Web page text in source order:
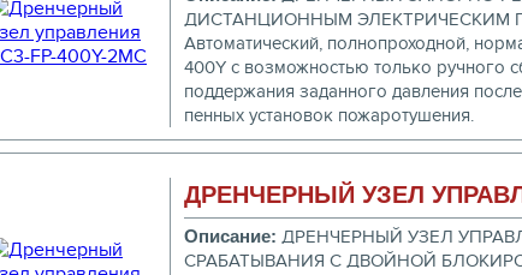
ДИСТАНЦИОННЫМ ЭЛЕКТРИЧЕСКИМ
Автоматический, полнопроходной,
400Y с возможностью только ручного
поддержания заданного давления
пенных установок пожаротушения.
ДРЕНЧЕРНЫЙ УЗЕЛ
Описание: ДРЕНЧЕРНЫЙ УЗЕЛ
СРАБАТЫВАНИЯ С ДВОЙНОЙ